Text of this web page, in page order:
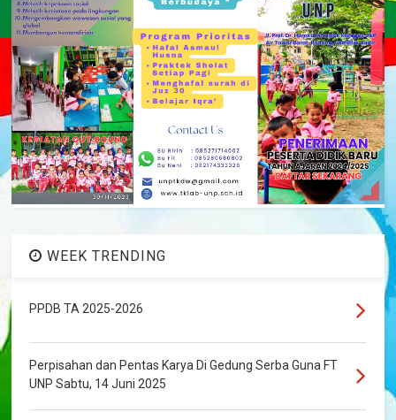
WEEK TRENDING
PPDB TA 2025-2026
Perpisahan dan Pentas Karya Di Gedung Serba Guna FT
UNP Sabtu, 14 Juni 2025